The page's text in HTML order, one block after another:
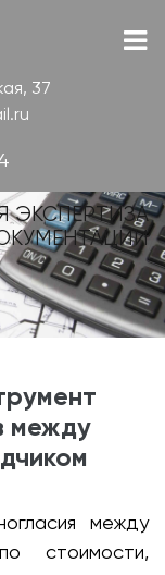
37
ЭКСПЕРТИЗА
между
между
стоимости,